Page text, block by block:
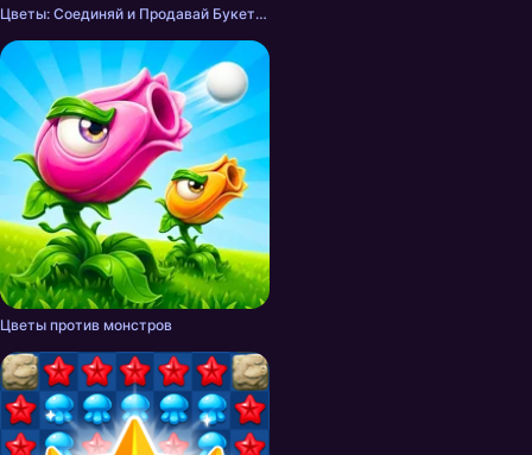
Цветы: Соединяй и Продавай Букеты!
Цветы против монстров